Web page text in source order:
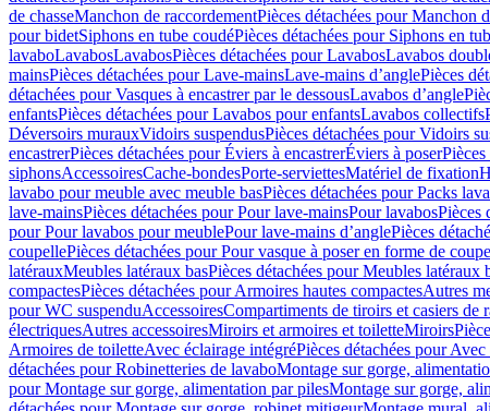
de chasseManchon de raccordementPièces détachées pour Manchon
pour bidetSiphons en tube coudéPièces détachées pour Siphons en
lavaboLavabosLavabosPièces détachées pour LavabosLavabos
mainsPièces détachées pour Lave-mainsLave-mains d’anglePièces
détachées pour Vasques à encastrer par le dessousLavabos d’angle
enfantsPièces détachées pour Lavabos pour enfantsLavabos collectifs
Déversoirs murauxVidoirs suspendusPièces détachées pour Vidoirs
encastrerPièces détachées pour Éviers à encastrerÉviers à poser
siphonsAccessoiresCache-bondesPorte-serviettesMatériel de fixation
lavabo pour meuble avec meuble basPièces détachées pour Packs
lave-mainsPièces détachées pour Pour lave-mainsPour lavabosPièces
pour Pour lavabos pour meublePour lave-mains d’anglePièces
coupellePièces détachées pour Pour vasque à poser en forme de
latérauxMeubles latéraux basPièces détachées pour Meubles latéraux
compactesPièces détachées pour Armoires hautes compactesAutres
pour WC suspenduAccessoiresCompartiments de tiroirs et casiers de
électriquesAutres accessoiresMiroirs et armoires et toiletteMiroirs
Armoires de toiletteAvec éclairage intégréPièces détachées pour
détachées pour Robinetteries de lavaboMontage sur gorge,
pour Montage sur gorge, alimentation par pilesMontage sur gorge,